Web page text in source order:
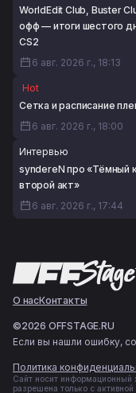
WorldEdit Club, Buster
офф — итоги шестого
CS2
6 авг. 2026 г., 18:13
Hot
Сетка и расписание
6 авг. 2026 г., 18:00
Интервью
syndereN про «Тёмный
второй акт»
6 авг. 2026 г., 17:44
О насКонтакты
©2026 OFFSTAGE.RU
Если вы нашли ошибку,
Политика
Сайт носит информационный
разрешена только с